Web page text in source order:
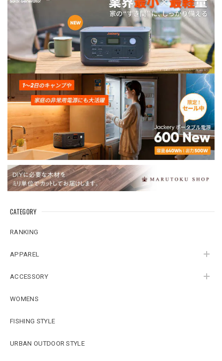
CATEGORY
RANKING
APPAREL
ACCESSORY
WOMENS
FISHING STYLE
URBAN OUTDOOR STYLE